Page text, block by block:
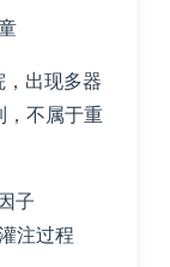
出现多器
，不属于重
子
注过程